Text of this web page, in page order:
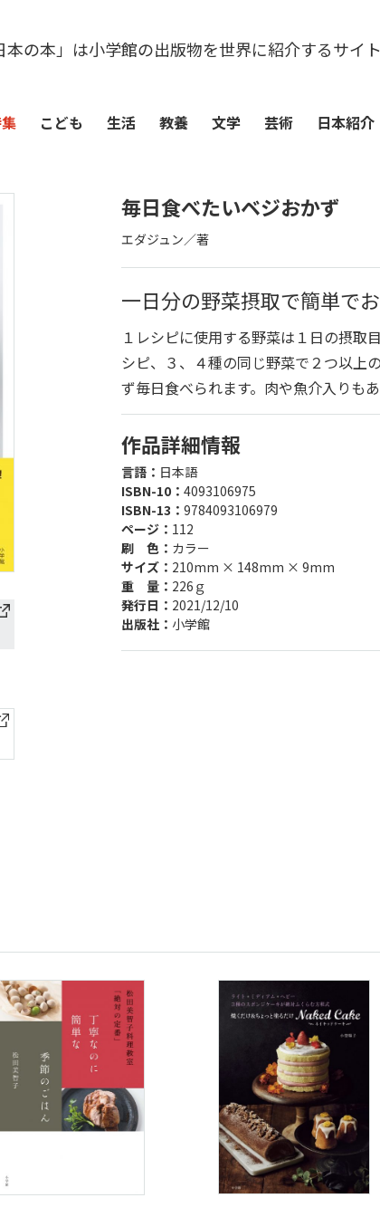
本の本」は小学館の出版物を世界に紹介するサイ
こども 生活 教養 文学 芸術 日本紹介
毎日食べたいベジおかず
エダジュン／著
一日分の野菜摂取で簡単で
１レシピに使用する野菜は１日の摂取
シピ、３、４種の同じ野菜で２つ以上
ず毎日食べられます。肉や魚介入りも
作品詳細情報
言語： 日本語
ISBN-10： 4093106975
ISBN-13： 9784093106979
ページ： 112
刷 色： カラー
サイズ： 210mm × 148mm × 9mm
重 量： 226ｇ
発行日： 2021/12/10
出版社： 小学館